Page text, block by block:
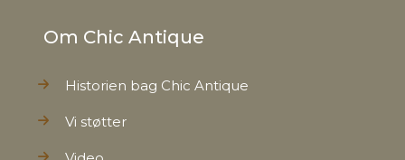
Om Chic Antique
Historien bag Chic Antique
Vi støtter